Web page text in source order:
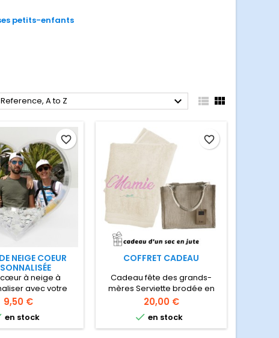
petits-enfants
Reference, A to Z   
NEIGE COEUR
à neige à
avec votre
original à offrir
Noël ou
autre fête
Prix
9,50 €
en stock
favorite_border
COFFRET CADEAU
Cadeau fête des grands-
mères Serviette brodée en
couleur nature , fauve ou vert
foncé à personnaliser +
cadeau d'un sac en jute .
Serviette de grande qualité
Prix
20,00 €
 en stock
favorite_border